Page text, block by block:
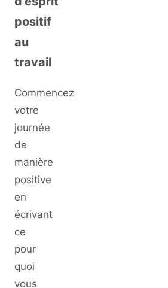
positif
au
travail
Commencez
votre
journée
de
manière
positive
en
écrivant
ce
pour
quoi
vous